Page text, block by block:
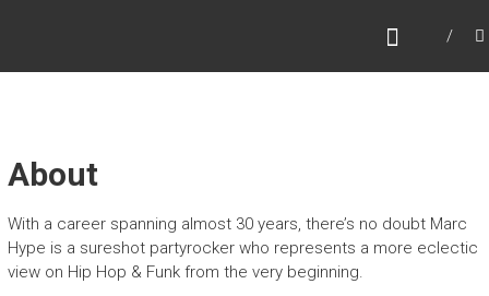
About
With a career spanning almost 30 years, there’s no doubt Marc
Hype is a sureshot partyrocker who represents a more eclectic
view on Hip Hop & Funk from the very beginning.